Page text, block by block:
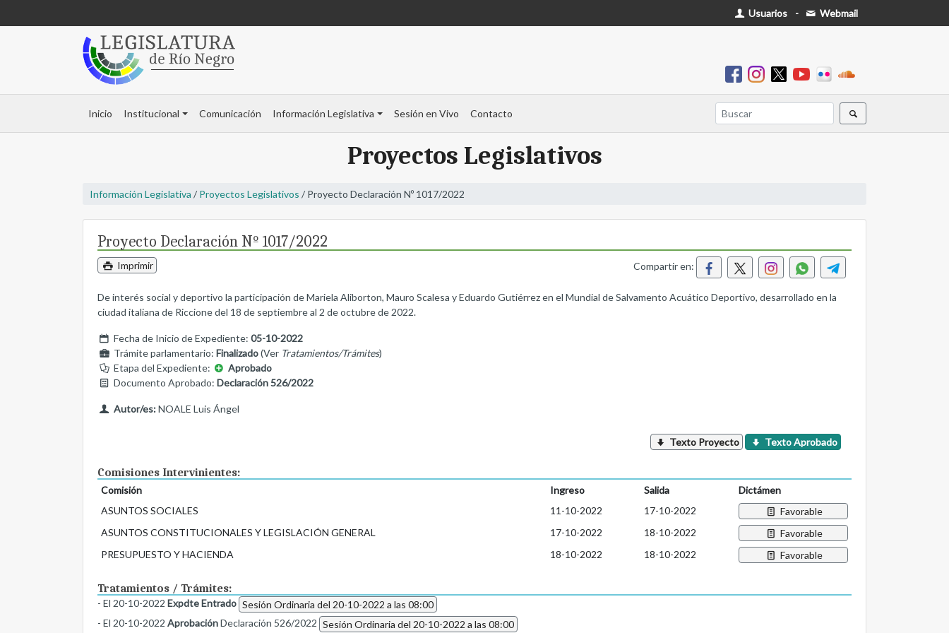
Usuarios - Webmail
Inicio Institucional Comunicación Información Legislativa Sesión en Vivo Contacto
Proyectos Legislativos
Información Legislativa / Proyectos Legislativos / Proyecto Declaración Nº 1017/2022
Proyecto Declaración Nº 1017/2022
Imprimir Compartir en:
De interés social y deportivo la participación de Mariela Aliborton, Mauro Scalesa y Eduardo Gutiérrez en el Mundial de Salvamento Acuático Deportivo, desarrollado en la
ciudad italiana de Riccione del 18 de septiembre al 2 de octubre de 2022.
Fecha de Inicio de Expediente: 05-10-2022
Trámite parlamentario: Finalizado(Ver Tratamientos/Trámites)
Etapa del Expediente:
Aprobado
Documento Aprobado: Declaración 526/2022
Autor/es:NOALE Luis Ángel
Texto Proyecto Texto Aprobado
Comisiones Intervinientes:
Comisión Ingreso Salida
Dictámen
ASUNTOS SOCIALES
11-10-2022 17-10-2022
Favorable
ASUNTOS CONSTITUCIONALES Y LEGISLACIÓN GENERAL
17-10-2022 18-10-2022
Favorable
PRESUPUESTO Y HACIENDA
18-10-2022 18-10-2022 Favorable
Tratamientos / Trámites:
- El 20-10-2022 Expdte Entrado Sesión Ordinaria del 20-10-2022 a las 08:00
- El 20-10-2022 AprobaciónDeclaración 526/2022 Sesión Ordinaria del 20-10-2022 a las 08:00